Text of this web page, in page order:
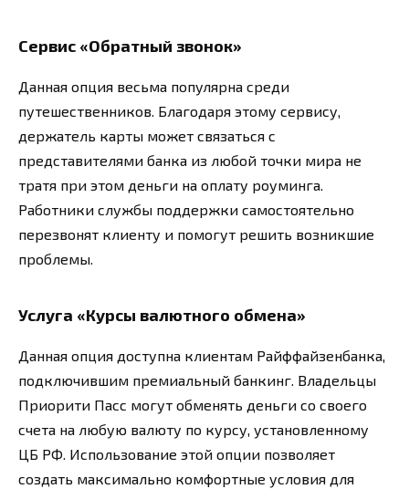
Сервис «Обратный звонок»
Данная опция весьма популярна среди
путешественников. Благодаря этому сервису,
держатель карты может связаться с
представителями банка из любой точки мира не
тратя при этом деньги на оплату роуминга.
Работники службы поддержки самостоятельно
перезвонят клиенту и помогут решить возникшие
проблемы.
Услуга «Курсы валютного обмена»
Данная опция доступна клиентам Райффайзенбанка,
подключившим премиальный банкинг. Владельцы
Приорити Пасс могут обменять деньги со своего
счета на любую валюту по курсу, установленному
ЦБ РФ. Использование этой опции позволяет
создать максимально комфортные условия для